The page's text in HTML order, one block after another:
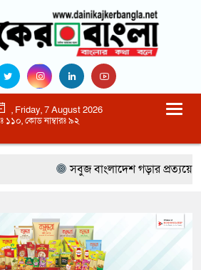
, Friday, 7 August 2026
১১০, কোড নাম্বারঃ ৯২
সবুজ বাংলাদেশ গড়ার প্রত্যয়ে